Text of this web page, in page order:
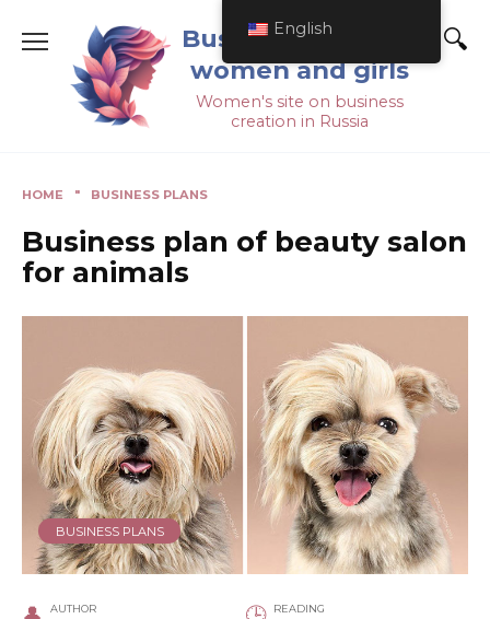
Business ideas for
women and girls
Women's site on business
creation in Russia
HOME " BUSINESS PLANS
Business plan of beauty salon
for animals
BUSINESS PLANS
AUTHOR READING
English